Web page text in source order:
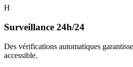
H
Surveillance 24h/24
Des vérifications automatiques
accessible.